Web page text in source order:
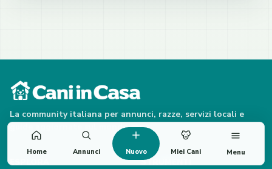
La community italiana per annunci, razze, servizi locali e
guide aggiornate sul mondo cane.
ESPLORA STRUMENTI
Home Annunci Nuovo Miei Cani Menu